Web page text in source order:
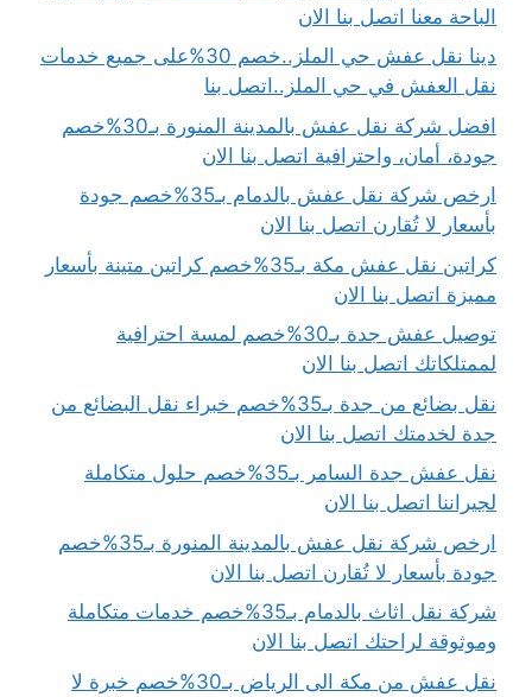
الباحة معنا اتصل بنا الان
دينا نقل عفش حي الملز..خصم 30%على جميع خدمات
نقل العفش في حي الملز..اتصل بنا
افضل شركة نقل عفش بالمدينة المنورة بـ30%خصم
جودة، أمان، واحترافية اتصل بنا الان
ارخص شركة نقل عفش بالدمام بـ35%خصم جودة
بأسعار لا تُقارن اتصل بنا الان
كراتين نقل عفش مكة بـ35%خصم كراتين متينة بأسعار
مميزة اتصل بنا الان
توصيل عفش جدة بـ30%خصم لمسة احترافية
لممتلكاتك اتصل بنا الان
نقل بضائع من جدة بـ35%خصم خبراء نقل البضائع من
جدة لخدمتك اتصل بنا الان
نقل عفش جدة السامر بـ35%خصم حلول متكاملة
لجيراننا اتصل بنا الان
ارخص شركة نقل عفش بالمدينة المنورة بـ35%خصم
جودة بأسعار لا تُقارن اتصل بنا الان
شركة نقل اثاث بالدمام بـ35%خصم خدمات متكاملة
وموثوقة لراحتك اتصل بنا الان
نقل عفش من مكة الى الرياض بـ30%خصم خبرة لا